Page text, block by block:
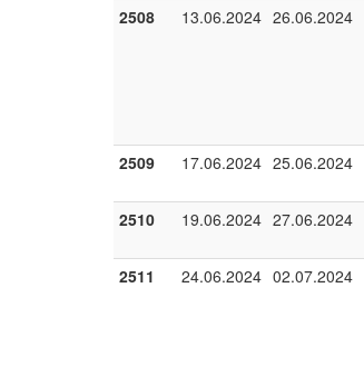
2508 13.06.2024 26.06.2024
2509 17.06.2024 25.06.2024
2510 19.06.2024 27.06.2024
2511 24.06.2024 02.07.2024